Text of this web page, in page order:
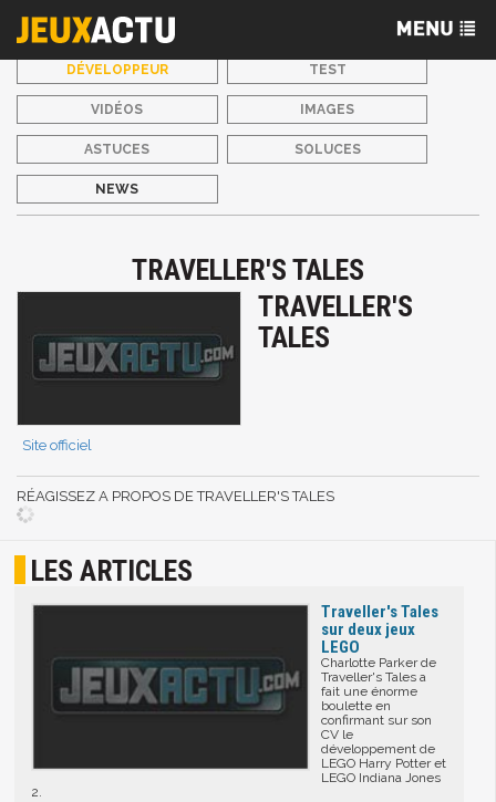
DÉVELOPPEUR TEST
VIDÉOS IMAGES
ASTUCES SOLUCES
NEWS
TRAVELLER'S TALES
TRAVELLER'S
TALES
Site officiel
RÉAGISSEZ A PROPOS DE TRAVELLER'S TALES
LES ARTICLES
Traveller's Tales
sur deux jeux
LEGO
Charlotte Parker de
Traveller's Tales a
fait une énorme
boulette en
confirmant sur son
CV le
développement de
LEGO Harry Potter et
LEGO Indiana Jones
2.